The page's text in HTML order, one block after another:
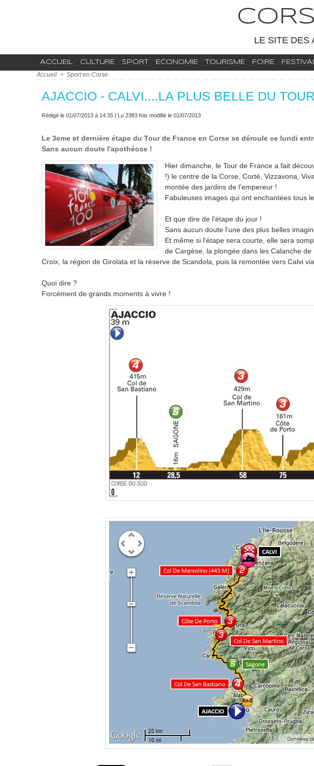
LE SITE DES
ACCUEIL CULTURE SPORT ECONOMIE TOURISME FOIRE
Accueil > Sport en Corse
AJACCIO - CALVI....LA PLUS BELLE DU
Rédigé le 01/07/2013 à 14:35 | Lu 2383 fois modifié le 01/07/2013
Le 3eme et dernière étape du Tour de France en Corse se déroule ce lundi
Sans aucun doute l'apothéose !
Hier dimanche, le Tour de France a fait
!) le centre de la Corse, Corté, Vizzavona,
montée des jardins de l'empereur !
Fabuleuses images qui ont enchantées tous
Et que dire de l'étape du jour !
Sans aucun doute l'une des plus belles
Et même si l'étape sera courte, elle sera
de Cargèse, la plongée dans les Calanche
Croix, la région de Girolata et la réserve de Scandola, puis la remontée vers Calvi
Quoi dire ?
Forcément de grands moments à vivre !